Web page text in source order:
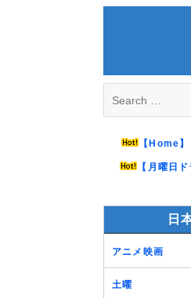
for:
【Home】
【月曜日ド
日
アニメ映画
土曜